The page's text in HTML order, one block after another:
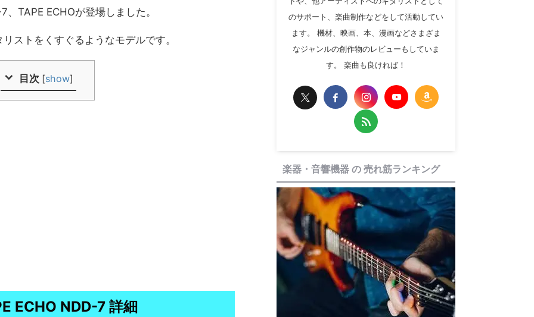
TAPE ECHOが登場しました。
ストをくすぐるようなモデルです。
目次 [show]
ECHO NDD-7 詳細
のサポート、楽曲制作などをして活動してい
ます。 機材、映画、本、漫画などさまざま
なジャンルの創作物のレビューもしていま
す。 楽曲も良ければ！
楽器・音響機器 の 売れ筋ランキング